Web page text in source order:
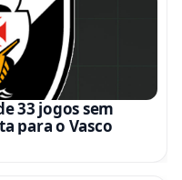
33 jogos sem
para o Vasco